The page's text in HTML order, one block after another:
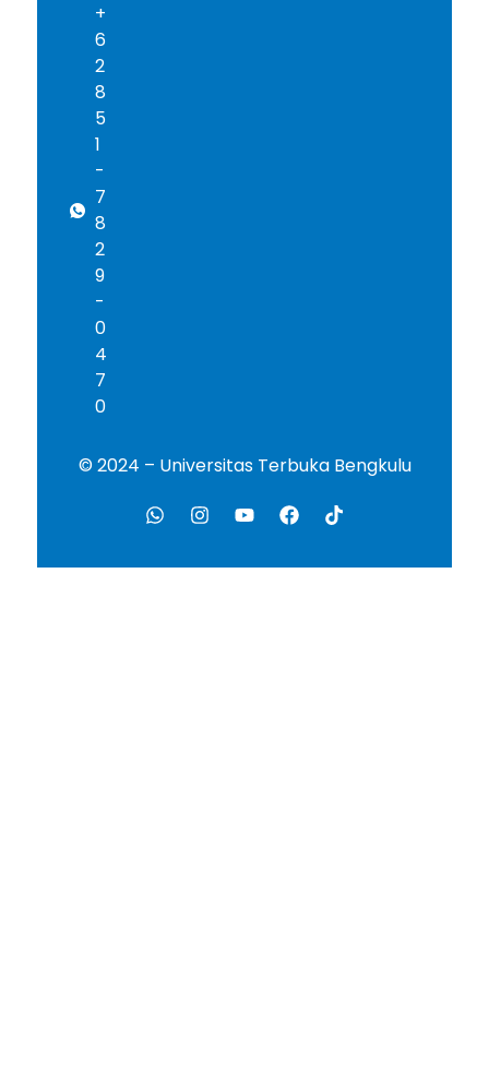
+
6
2
8
5
1
-
7
8
2
9
-
0
4
7
0
© 2024 – Universitas Terbuka Bengkulu